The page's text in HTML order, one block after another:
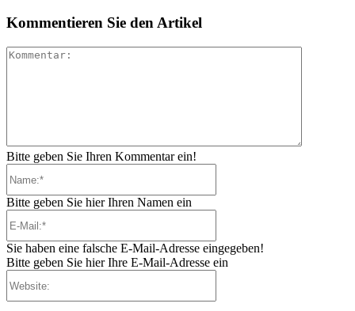
Kommentieren Sie den Artikel
Bitte geben Sie Ihren Kommentar ein!
Bitte geben Sie hier Ihren Namen ein
Sie haben eine falsche E-Mail-Adresse eingegeben!
Bitte geben Sie hier Ihre E-Mail-Adresse ein